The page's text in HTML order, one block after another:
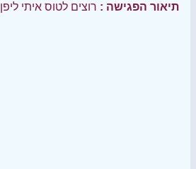
תיאור הפגישה : רוצים לטוס איתי ליפן